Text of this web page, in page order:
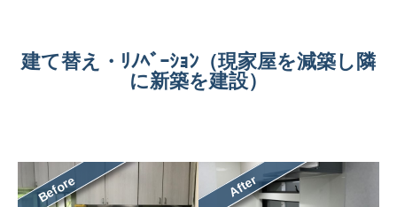
建て替え・ﾘﾉﾍﾞｰｼｮﾝ（現家屋を減築し隣
に新築を建設）
Before After